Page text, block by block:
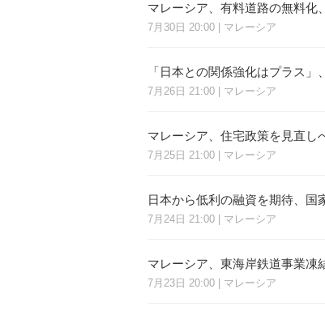
マレーシア、有料道路の無料化
7月30日 20:00 | マレーシア
「日本との関係強化はプラス
7月26日 21:00 | マレーシア
マレーシア、住宅政策を見直し
7月25日 21:00 | マレーシア
日本から低利の融資を期待、国
7月24日 21:00 | マレーシア
マレーシア、東海岸鉄道事業凍
7月23日 20:00 | マレーシア